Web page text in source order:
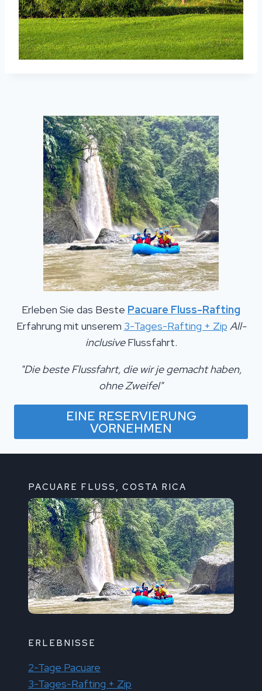
Erleben Sie das Beste Pacuare Fluss-Rafting
Erfahrung mit unserem 3-Tages-Rafting + Zip All-
inclusiveFlussfahrt.
"Die beste Flussfahrt, die wir je gemacht haben,
ohne Zweifel"
EINE RESERVIERUNG
VORNEHMEN
PACUARE FLUSS, COSTA RICA
ERLEBNISSE
2-Tage Pacuare
3-Tages-Rafting + Zip